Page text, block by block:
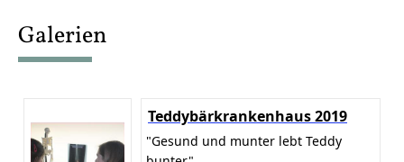
Galerien
Teddybärkrankenhaus 2019
"Gesund und munter lebt Teddy